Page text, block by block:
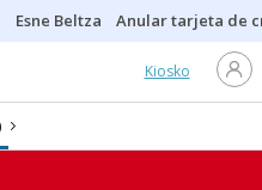
Esne Beltza Anular tarjeta de
Kiosko